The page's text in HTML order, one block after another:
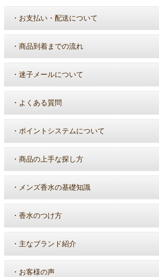
・ お支払い・配送について
・ 商品到着までの流れ
・ 迷子メールについて
・ よくある質問
・ ポイントシステムについて
・ 商品の上手な探し方
・ メンズ香水の基礎知識
・ 香水のつけ方
・ 主なブランド紹介
・ お客様の声